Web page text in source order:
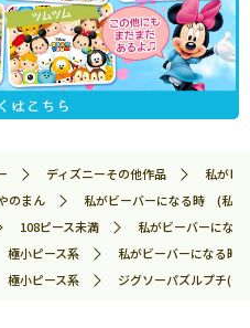
ディズニーその他作品
私がビ
のまん
私がビーバーになる時 (私
108ピース未満
私がビーバーにな
極小ピース系
私がビーバーになる
極小ピース系 ジグソーパズルプチ(や